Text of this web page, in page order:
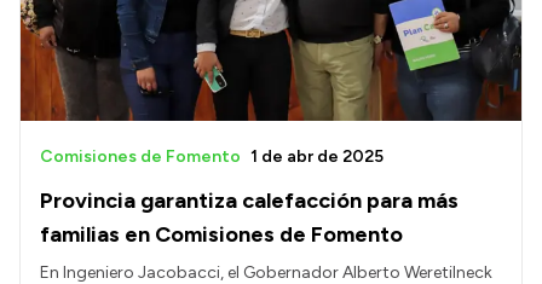
Provincia garantiza calefacción para más
familias en Comisiones de Fomento
Comisiones de Fomento 1 de abr de 2025
En Ingeniero Jacobacci, el Gobernador Alberto Weretilneck